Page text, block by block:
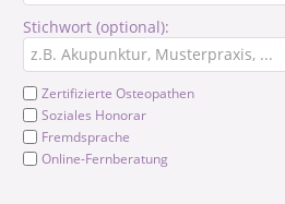
Stichwort (optional):
Zertifizierte Osteopathen
Soziales Honorar
Fremdsprache
Online-Fernberatung